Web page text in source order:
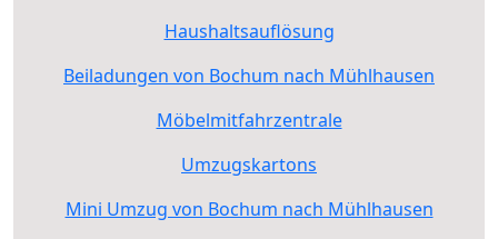
Haushaltsauflösung
Beiladungen von Bochum nach Mühlhausen
Möbelmitfahrzentrale
Umzugskartons
Mini Umzug von Bochum nach Mühlhausen